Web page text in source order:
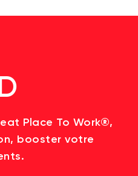
Place To Work®,
booster votre